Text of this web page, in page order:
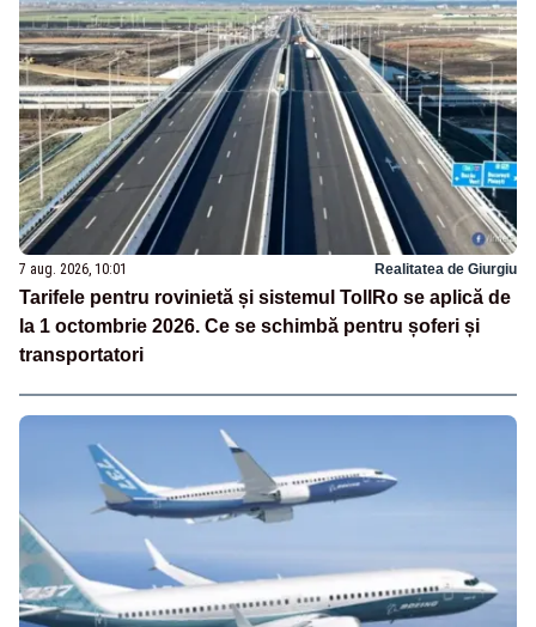
7 aug. 2026, 10:01 Realitatea de Giurgiu
Tarifele pentru rovinietă și sistemul TollRo se aplică de
la 1 octombrie 2026. Ce se schimbă pentru șoferi și
transportatori